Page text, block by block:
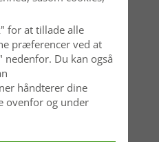
for at tillade alle
præferencer ved at
Du kan også
håndterer dine
ovenfor og under